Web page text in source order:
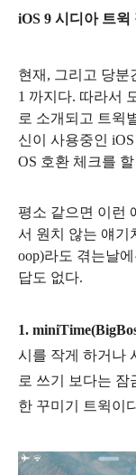
iOS 9 시디아 트윅
현재, 그리고 당분
1 까지다. 따라서
로 소개되고 트윅
신이 사용중인
OS 호환 체크를
평소 같으면 이런
서 원치 않는 얘기
oop)라도 겪는날
답도 없다.
1.
시를 작게 하거나
로 쓰기 보다는 잠
한 꾸미기 트윅이